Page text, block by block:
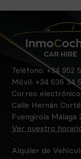
Teléfono:+34 952
Móvil: +34 636 34
Correo
Calle Hernán
Fuengirola Málaga
Ver nuestro
Alquiler de